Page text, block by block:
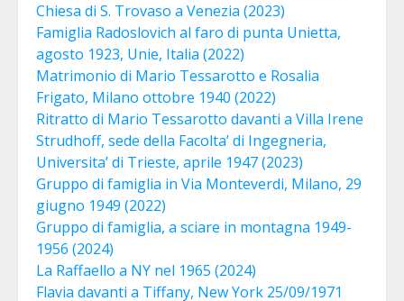
Chiesa di S. Trovaso a Venezia (2023)
Famiglia Radoslovich al faro di punta Unietta,
agosto 1923, Unie, Italia (2022)
Matrimonio di Mario Tessarotto e Rosalia
Frigato, Milano ottobre 1940 (2022)
Ritratto di Mario Tessarotto davanti a Villa Irene
Strudhoff, sede della Facolta’ di Ingegneria,
Universita’ di Trieste, aprile 1947 (2023)
Gruppo di famiglia in Via Monteverdi, Milano, 29
giugno 1949 (2022)
Gruppo di famiglia, a sciare in montagna 1949-
1956 (2024)
La Raffaello a NY nel 1965 (2024)
Flavia davanti a Tiffany, New York 25/09/1971